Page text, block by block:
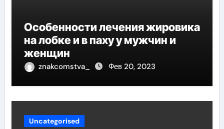
Особенности лечения жировика
на лобке и в паху у мужчин и
женщин
znakcomstva_ Фев 20, 2023
Uncategorised